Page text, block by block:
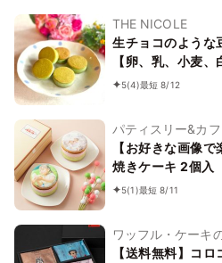
THE NICOLE
生チョコのような
【卵、乳、小麦
ンフリースイー
ギー配慮》
5(4)最短 8/12
パティスリー&カ
【お好きな画像
焼きケーキ 2個入
クッキー付）
5(1)最短 8/11
ワッフル・ケーキ
【送料無料】コ